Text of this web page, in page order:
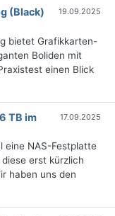
(Black)
19.09.2025
bietet Grafikkarten-
Boliden mit
einen Blick
TB im
17.09.2025
eine NAS-Festplatte
erst kürzlich
haben uns den